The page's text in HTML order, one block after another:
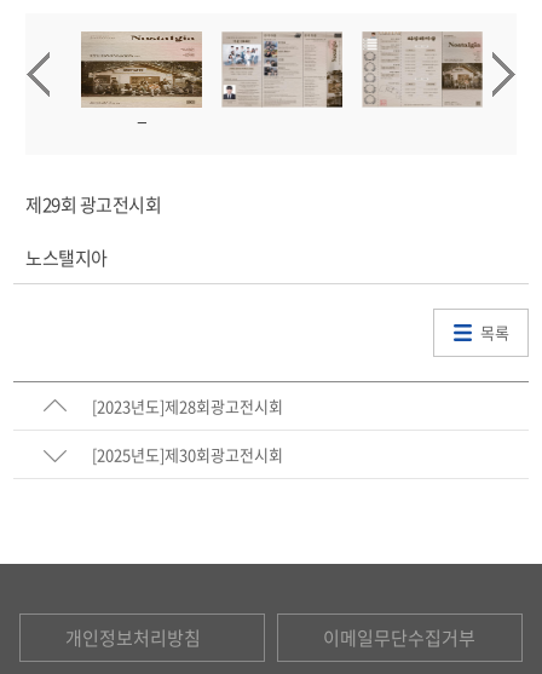
제29회 광고전시회
노스탤지아
목록
[2023년도]제28회광고전시회
[2025년도]제30회광고전시회
개인정보처리방침 이메일무단수집거부